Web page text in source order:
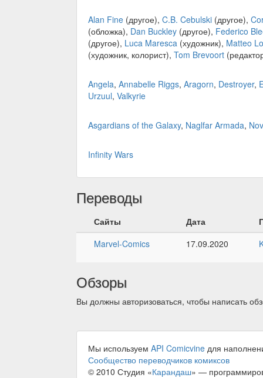
Alan Fine (другое), C.B. Cebulski (другое),
(обложка), Dan Buckley (другое), Federico
(другое), Luca Maresca (художник), Matteo
(художник, колорист), Tom Brevoort
Angela, Annabelle Riggs, Aragorn, Destroyer,
Urzuul, Valkyrie
Asgardians of the Galaxy, Naglfar Armada,
Infinity Wars
Переводы
Сайты Дата
Marvel-Comics
17.09.2020
Обзоры
Вы должны авторизоваться, чтобы написать
Мы используем API Comicvine для
Сообщество переводчиков комиксов
© 2010 Студия «Карандаш» —